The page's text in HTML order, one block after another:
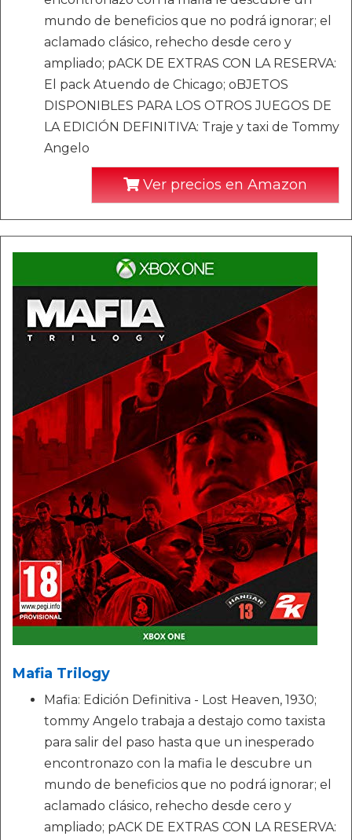
mundo de beneficios que no podrá ignorar; el
aclamado clásico, rehecho desde cero y
ampliado; pACK DE EXTRAS CON LA RESERVA:
El pack Atuendo de Chicago; oBJETOS
DISPONIBLES PARA LOS OTROS JUEGOS DE
LA EDICIÓN DEFINITIVA: Traje y taxi de Tommy
Angelo
Ver precios en Amazon
Mafia Trilogy
Mafia: Edición Definitiva - Lost Heaven, 1930;
tommy Angelo trabaja a destajo como taxista
para salir del paso hasta que un inesperado
encontronazo con la mafia le descubre un
mundo de beneficios que no podrá ignorar; el
aclamado clásico, rehecho desde cero y
ampliado; pACK DE EXTRAS CON LA RESERVA: